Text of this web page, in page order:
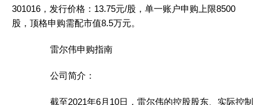
301016，发行价格：13.75元/股，单一账户申购上限8500
股，顶格申购需配市值8.5万元。
雷尔伟申购指南
公司简介：
截至2021年6月10日，雷尔伟的控股股东、实际控制